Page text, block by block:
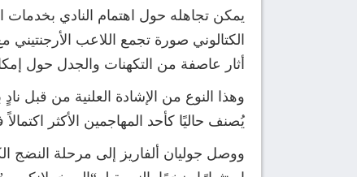
يمكن تجاهله حول اهتمام النادي بخدمات
الكتالوني صورة تجمع اللاعب
أثار عاصفة من التكهنات والجدل حول
وهذا النوع من الإشادة العلنية من قبل
يُصنف حاليًا كأحد المهاجمين الأكثر